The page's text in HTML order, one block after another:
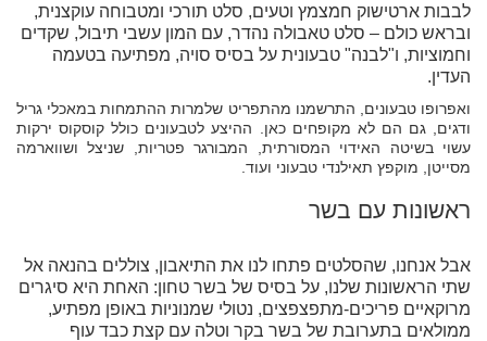
לבבות ארטישוק חמצמץ וטעים, סלט תורכי ומטבוחה עוקצנית,
ובראש כולם – סלט טאבולה נהדר, עם המון עשבי תיבול, שקדים
וחמוציות, ו"לבנה" טבעונית על בסיס סויה, מפתיעה בטעמה
העדין.
ואפרופו טבעונים, התרשמנו מהתפריט שלמרות ההתמחות במאכלי גריל
ודגים, גם הם לא מקופחים כאן. ההיצע לטבעונים כולל קוסקוס ירקות
עשוי בשיטה האידוי המסורתית, המבורגר פטריות, שניצל ושווארמה
מסייטן, מוקפץ תאילנדי טבעוני ועוד.
ראשונות עם בשר
אבל אנחנו, שהסלטים פתחו לנו את התיאבון, צוללים בהנאה אל
שתי הראשונות שלנו, על בסיס של בשר טחון: האחת היא סיגרים
מרוקאיים פריכים-מתפצפצים, נטולי שמנוניות באופן מפתיע,
ממולאים בתערובת של בשר בקר וטלה עם קצת כבד עוף